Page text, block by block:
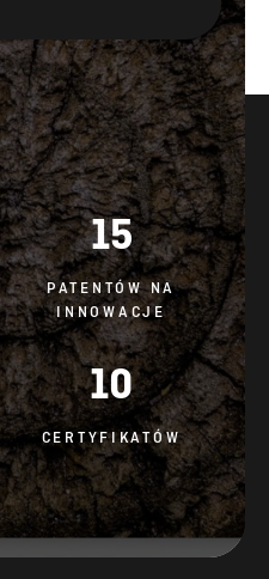
15
PATENTÓW NA
INNOWACJE
10
CERTYFIKATÓW